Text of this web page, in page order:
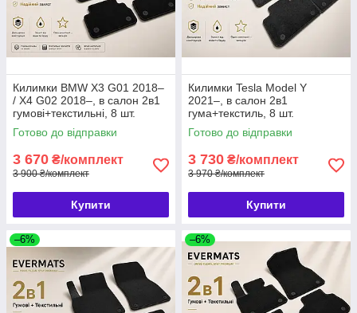
Килимки BMW X3 G01 2018–
/ X4 G02 2018–, в салон 2в1
гумові+текстильні, 8 шт.
EVERMATS Чехія
(PT222444FL)
Готово до відправки
3 670 ₴/комплект
3 900 ₴/комплект
Купити
Килимки Tesla Model Y
2021–, в салон 2в1
гума+текстиль, 8 шт.
EVERMATS Чехія (PT223594)
Готово до відправки
3 730 ₴/комплект
3 970 ₴/комплект
Купити
–6% –6%